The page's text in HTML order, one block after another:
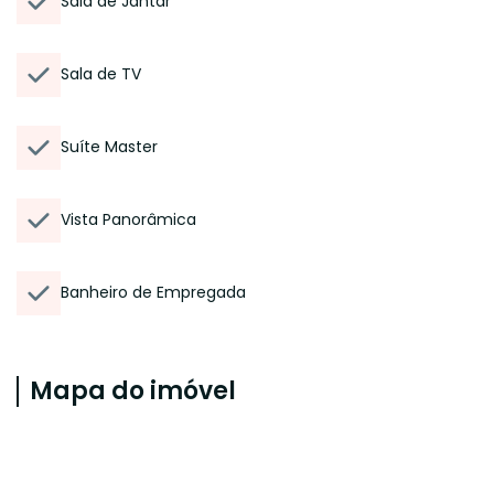
Sala de TV
Suíte Master
Vista Panorâmica
Banheiro de Empregada
Mapa do imóvel